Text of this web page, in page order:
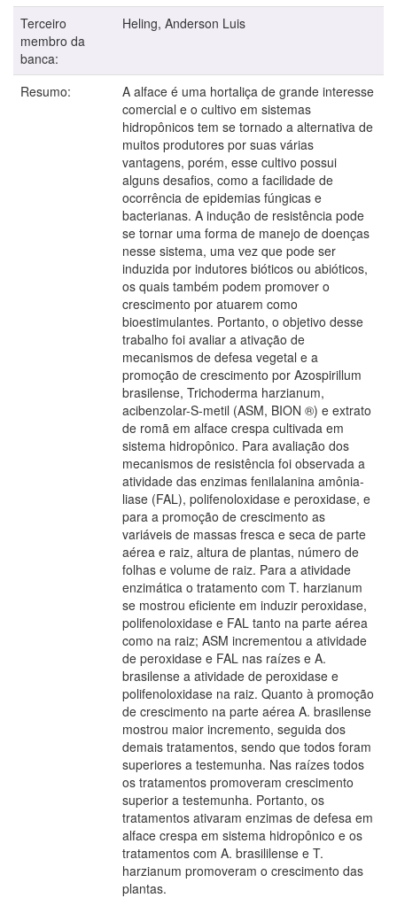
Terceiro
membro da
banca:
Heling, Anderson Luis
Resumo:
A alface é uma hortaliça de grande interesse
comercial e o cultivo em sistemas
hidropônicos tem se tornado a alternativa de
muitos produtores por suas várias
vantagens, porém, esse cultivo possui
alguns desafios, como a facilidade de
ocorrência de epidemias fúngicas e
bacterianas. A indução de resistência pode
se tornar uma forma de manejo de doenças
nesse sistema, uma vez que pode ser
induzida por indutores bióticos ou abióticos,
os quais também podem promover o
crescimento por atuarem como
bioestimulantes. Portanto, o objetivo desse
trabalho foi avaliar a ativação de
mecanismos de defesa vegetal e a
promoção de crescimento por Azospirillum
brasilense, Trichoderma harzianum,
acibenzolar-S-metil (ASM, BION ®) e extrato
de romã em alface crespa cultivada em
sistema hidropônico. Para avaliação dos
mecanismos de resistência foi observada a
atividade das enzimas fenilalanina amônia-
liase (FAL), polifenoloxidase e peroxidase, e
para a promoção de crescimento as
variáveis de massas fresca e seca de parte
aérea e raiz, altura de plantas, número de
folhas e volume de raiz. Para a atividade
enzimática o tratamento com T. harzianum
se mostrou eficiente em induzir peroxidase,
polifenoloxidase e FAL tanto na parte aérea
como na raiz; ASM incrementou a atividade
de peroxidase e FAL nas raízes e A.
brasilense a atividade de peroxidase e
polifenoloxidase na raiz. Quanto à promoção
de crescimento na parte aérea A. brasilense
mostrou maior incremento, seguida dos
demais tratamentos, sendo que todos foram
superiores a testemunha. Nas raízes todos
os tratamentos promoveram crescimento
superior a testemunha. Portanto, os
tratamentos ativaram enzimas de defesa em
alface crespa em sistema hidropônico e os
tratamentos com A. brasililense e T.
harzianum promoveram o crescimento das
plantas.